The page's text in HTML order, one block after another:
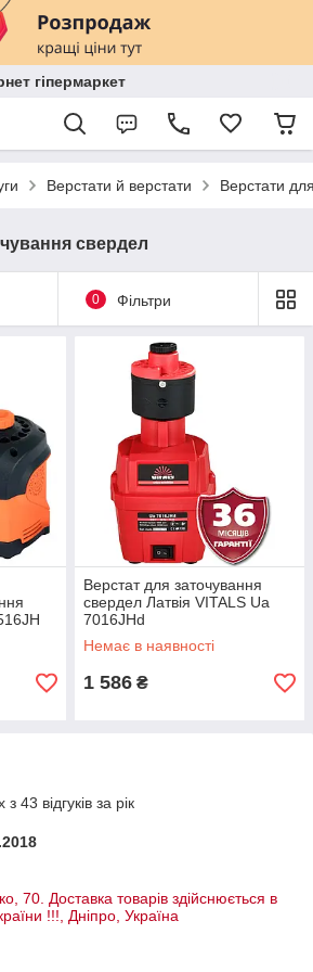
гіпермаркет
Верстати й верстати Верстати
свердел
0 Фільтри
Верстат для заточування
свердел Латвія VITALS Ua
7016JHd
Немає в наявності
1 586 ₴
43 відгуків за рік
70. Доставка товарів здійснюється в
!!!, Дніпро, Україна